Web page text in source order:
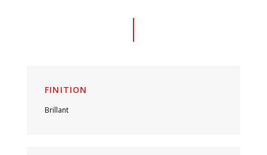
FINITION
Brillant